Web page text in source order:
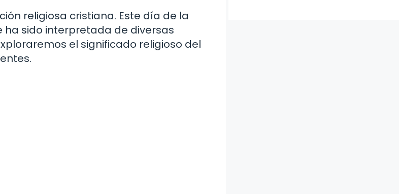
religiosa cristiana. Este día de la
sido interpretada de diversas
el significado religioso del